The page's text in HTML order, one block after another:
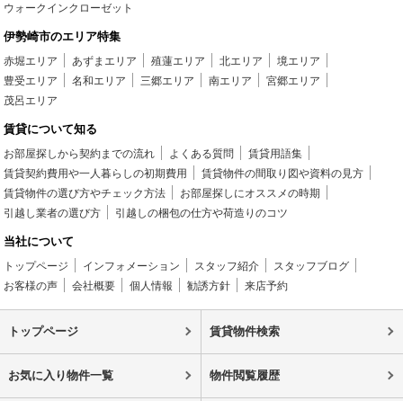
ウォークインクローゼット
伊勢崎市のエリア特集
赤堀エリア あずまエリア 殖蓮エリア 北エリア
境エリア
豊受エリア
名和エリア 三郷エリア 南エリア
宮郷エリア
茂呂エリア
賃貸について知る
お部屋探しから契約までの流れ よくある質問
賃貸用語集
賃貸契約費用や一人暮らしの初期費用
賃貸物件の間取り図や資料の見方
賃貸物件の選び方やチェック方法
お部屋探しにオススメの時期
引越し業者の選び方
引越しの梱包の仕方や荷造りのコツ
当社について
トップページ インフォメーション スタッフ紹介
スタッフブログ
お客様の声
会社概要 個人情報 勧誘方針 来店予約
トップページ 賃貸物件検索
お気に入り物件一覧 物件閲覧履歴